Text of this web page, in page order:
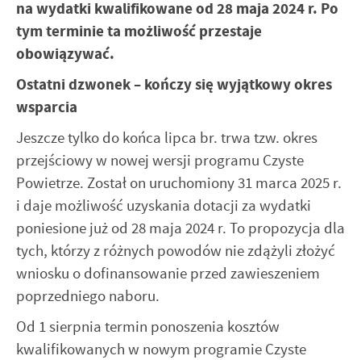
na wydatki kwalifikowane od 28 maja 2024 r. Po
tym terminie ta możliwość przestaje
obowiązywać.
Ostatni dzwonek – kończy się wyjątkowy okres
wsparcia
Jeszcze tylko do końca lipca br. trwa tzw. okres
przejściowy w nowej wersji programu Czyste
Powietrze. Został on uruchomiony 31 marca 2025 r.
i daje możliwość uzyskania dotacji za wydatki
poniesione już od 28 maja 2024 r. To propozycja dla
tych, którzy z różnych powodów nie zdążyli złożyć
wniosku o dofinansowanie przed zawieszeniem
poprzedniego naboru.
Od 1 sierpnia termin ponoszenia kosztów
kwalifikowanych w nowym programie Czyste
Twoich zwyczajów dotyczących przeglądanej witryny
internetowej. Treści promocyjne mogą pojawić się na
stronach podmiotów trzecich lub firm będących naszymi
partnerami oraz innych dostawców usług. Firmy te działają
w charakterze pośredników prezentujących nasze treści w
postaci wiadomości, ofert, komunikatów mediów
społecznościowych.